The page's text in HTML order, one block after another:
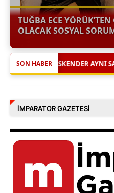
TUĞBA ECE
OLACAK SOSYAL
SON HABER
| TUĞBA ECE
İMPARATOR GAZETESI